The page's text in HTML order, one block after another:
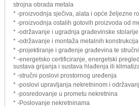
strojna obrada metala
* -proizvodnja sječiva, alata i opće željezne
* -proizvodnja ostalih gotovih proizvoda od
* -održavanje i ugradnja građevinske
* -održavanje i montaža metalnih konstrukcija
* -projektiranje i građenje građevina te
* -energetsko certificiranje, energetski
sustava grijanja i sustava hlađenja ili
* -stručni poslovi prostornog uređenja
* -poslovi upravljanja nekretninom i
* -posredovanje u prometu nekretnina
* -Poslovanje nekretninama